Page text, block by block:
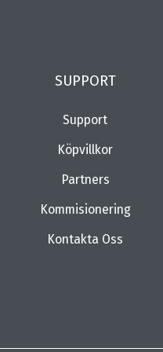
SUPPORT
Support
Köpvillkor
Partners
Kommisionering
Kontakta Oss